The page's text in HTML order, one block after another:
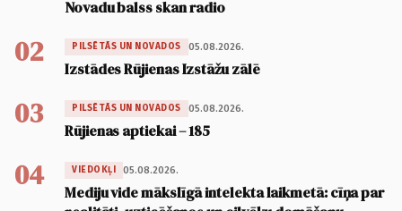
Novadu balss skan radio
02 PILSĒTĀS UN NOVADOS 05.08.2026.
Izstādes Rūjienas Izstāžu zālē
03 PILSĒTĀS UN NOVADOS 05.08.2026.
Rūjienas aptiekai – 185
04 VIEDOKĻI 05.08.2026.
Mediju vide mākslīgā intelekta laikmetā: cīņa par